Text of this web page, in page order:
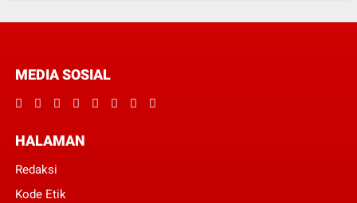
MEDIA SOSIAL
HALAMAN
Redaksi
Kode Etik